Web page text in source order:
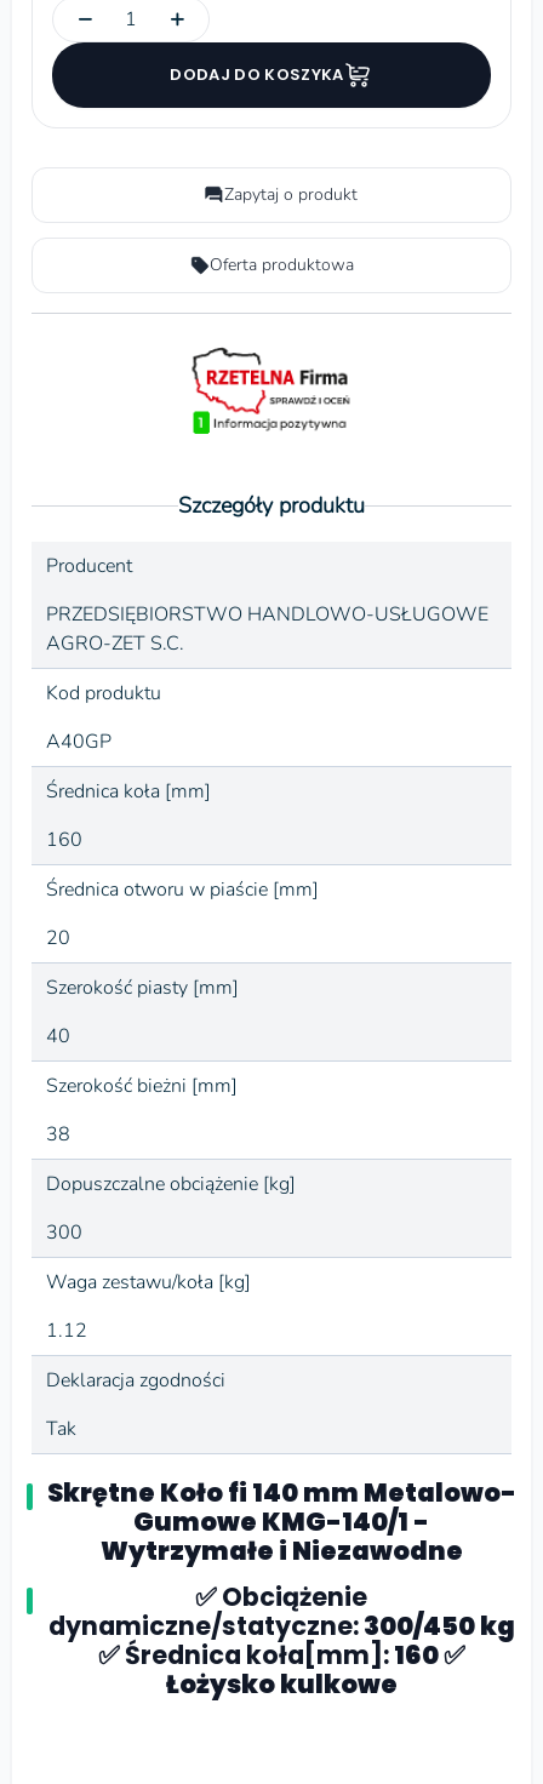
− +
DODAJ DO KOSZYKA
Zapytaj o produkt
Oferta produktowa
Szczegóły produktu
Producent
PRZEDSIĘBIORSTWO HANDLOWO-USŁUGOWE
AGRO-ZET S.C.
Kod produktu
A40GP
Średnica koła [mm]
160
Średnica otworu w piaście [mm]
20
Szerokość piasty [mm]
40
Szerokość bieżni [mm]
38
Dopuszczalne obciążenie [kg]
300
Waga zestawu/koła [kg]
1.12
Deklaracja zgodności
Tak
Skrętne Koło fi 140 mm Metalowo-
Gumowe KMG-140/1 -
Wytrzymałe i Niezawodne
✅Obciążenie
dynamiczne/statyczne:300/450 kg
✅Średnica koła[mm]:160 ✅
Łożysko kulkowe